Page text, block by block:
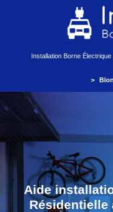
Installation Borne Électrique
Aide
Résidentielle